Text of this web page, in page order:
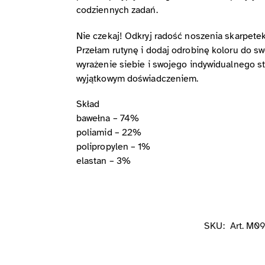
codziennych zadań.
Nie czekaj! Odkryj radość noszenia
Przełam rutynę i dodaj odrobinę koloru do
wyrażenie siebie i swojego indywidualnego
wyjątkowym doświadczeniem.
Skład
bawełna – 74%
poliamid – 22%
polipropylen – 1%
elastan – 3%
SKU: Art.